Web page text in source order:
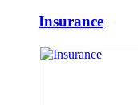
Insurance